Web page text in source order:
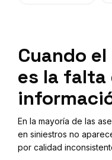
Cuando
es la falta
En la mayoría de las
en siniestros no
por calidad